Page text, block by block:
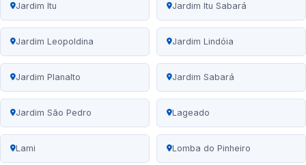
Jardim Itu Jardim Itu Sabará
Jardim Leopoldina Jardim Lindóia
Jardim Planalto Jardim Sabará
Jardim São Pedro Lageado
Lami Lomba do Pinheiro